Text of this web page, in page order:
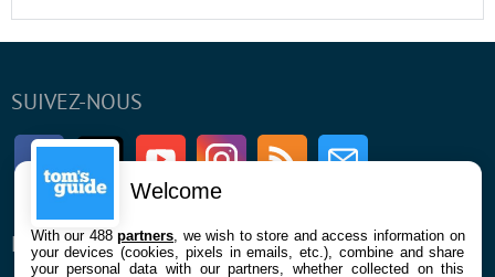
SUIVEZ-NOUS
FacebookTwitter Youtube InstagramRSS Newsletter
ENTREPRISE À PROPOS
Welcome
With our 488partners , we wish to store and access information on
your devices (cookies, pixels in emails, etc.), combine and share
your personal data with our partners, whether collected on this